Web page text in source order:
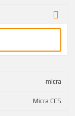
micra
Micra CCS